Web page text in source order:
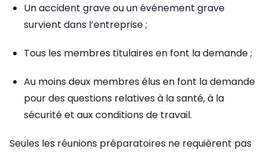
Un accident grave ou un événement grave
survient dans l’entreprise ;
Tous les membres titulaires en font la demande ;
Au moins deux membres élus en font la demande
pour des questions relatives à la santé, à la
sécurité et aux conditions de travail.
Seules les réunions préparatoires ne requièrent pas